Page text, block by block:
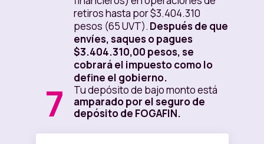
retiros hasta por $3.404.310
pesos (65 UVT). Después de que
envíes, saques o pagues
$3.404.310,00 pesos, se
cobrará el impuesto como lo
define el gobierno.
7
Tu depósito de bajo monto está
amparado por el seguro de
depósito de FOGAFIN.